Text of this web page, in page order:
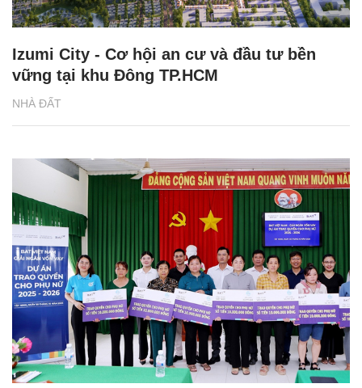
NHÀ ĐẤT
Izumi City - Cơ hội an cư và đầu tư bền
vững tại khu Đông TP.HCM